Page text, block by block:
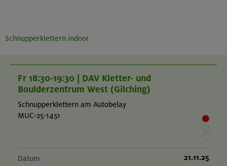
Schnupperklettern indoor
Fr 18:30-19:30 | DAV Kletter- und
Boulderzentrum West (Gilching)
Schnupperklettern am Autobelay
MUC-25-1451
Datum 21.11.25